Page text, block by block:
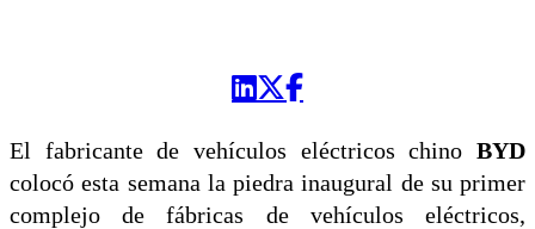
El fabricante de vehículos eléctricos chino BYD
colocó esta semana la piedra inaugural de su primer
complejo de fábricas de vehículos eléctricos,